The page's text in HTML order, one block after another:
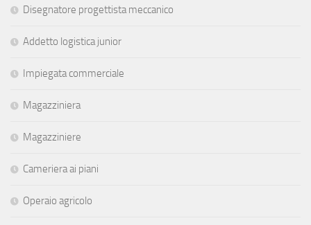
Disegnatore progettista meccanico
Addetto logistica junior
Impiegata commerciale
Magazziniera
Magazziniere
Cameriera ai piani
Operaio agricolo